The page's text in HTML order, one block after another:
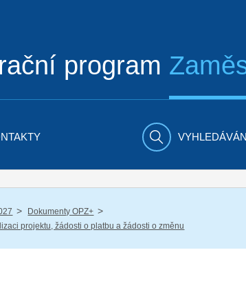
program
/ Dokumenty OPZ+ /
projektu, žádosti o platbu a žádosti o změnu